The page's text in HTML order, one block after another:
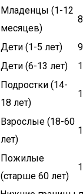
Младенцы (1-12
месяцев)
Дети (1-5 лет)
Дети (6-13 лет)
Подростки (14-
18 лет)
Взрослые (18-60
лет)
Пожилые
(старше 60 лет)